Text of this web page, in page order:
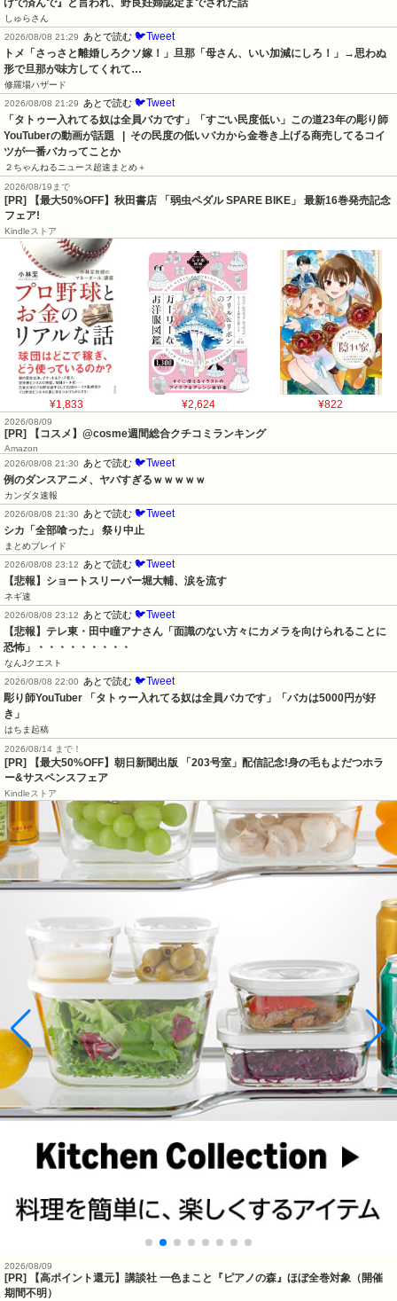
けで済んで』と言われ、野良妊婦認定までされた話
しゅらさん
2026/08/08 21:29
あとで読む 🐦Tweet
トメ「さっさと離婚しろクソ嫁！」旦那「母さん、いい加減にしろ！」→思わぬ
形で旦那が味方してくれて…
修羅場ハザード
2026/08/08 21:29
あとで読む 🐦Tweet
「タトゥー入れてる奴は全員バカです」「すごい民度低い」この道23年の彫り師
YouTuberの動画が話題   |  その民度の低いバカから金巻き上げる商売してるコイ
ツが一番バカってことか
２ちゃんねるニュース超速まとめ＋
2026/08/19まで
[PR] 【最大50%OFF】秋田書店 「弱虫ペダル SPARE BIKE」 最新16巻発売記念
フェア!
Kindleストア
¥1,833 ¥2,624 ¥822
2026/08/09
[PR] 【コスメ】@cosme週間総合クチコミランキング
Amazon
2026/08/08 21:30
あとで読む 🐦Tweet
例のダンスアニメ、ヤバすぎるｗｗｗｗｗ
カンダタ速報
2026/08/08 21:30
あとで読む 🐦Tweet
シカ「全部喰った」 祭り中止
まとめブレイド
2026/08/08 23:12
あとで読む 🐦Tweet
【悲報】ショートスリーパー堀大輔、涙を流す
ネギ速
2026/08/08 23:12
あとで読む 🐦Tweet
【悲報】テレ東・田中瞳アナさん「面識のない方々にカメラを向けられることに
恐怖」・・・・・・・・・
なんJクエスト
2026/08/08 22:00
あとで読む 🐦Tweet
彫り師YouTuber 「タトゥー入れてる奴は全員バカです」「バカは5000円が好
き」
はちま起稿
2026/08/14 まで！
[PR] 【最大50%OFF】朝日新聞出版 「203号室」配信記念!身の毛もよだつホラ
ー&サスペンスフェア
Kindleストア
2026/08/09
[PR]
【高ポイント還元】講談社 一色まこと『ピアノの森』ほぼ全巻対象（開催
期間不明）